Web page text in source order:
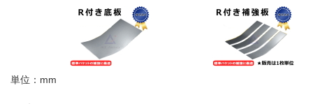
単位：mm